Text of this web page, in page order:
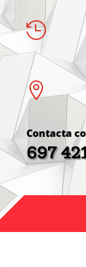


Contacta
697